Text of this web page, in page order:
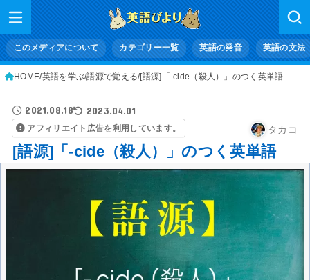
このメディアについて カテゴリー一覧 英語の発音 英語の文法
HOME 英語を学ぶ 語源で覚える [語源]「-cide（殺人）」のつく英単語
2021.08.18 2023.04.01
アフィリエイト広告を利用しています。 タカコ
[語源]「-cide（殺人）」のつく英単語